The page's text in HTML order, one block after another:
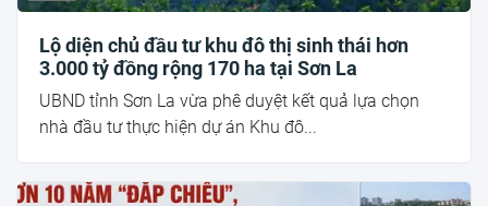
Lộ diện chủ đầu tư khu đô thị sinh thái hơn
3.000 tỷ đồng rộng 170 ha tại Sơn La
UBND tỉnh Sơn La vừa phê duyệt kết quả lựa chọn
nhà đầu tư thực hiện dự án Khu đô...